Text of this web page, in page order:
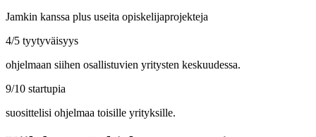
Jamkin kanssa plus useita opiskelijaprojekteja
4/5 tyytyväisyys
ohjelmaan siihen osallistuvien yritysten keskuudessa.
9/10 startupia
suosittelisi ohjelmaa toisille yrityksille.